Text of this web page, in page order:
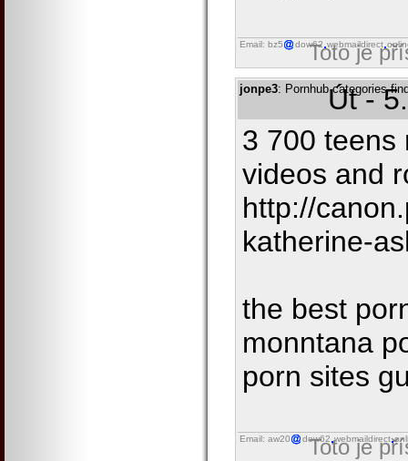
Email: bz5 dow62 webmaildirect
Toto je
jonpe3: Pornhub categories
Út -
3 700 teens
videos and
http://
katherine-
the best
monntana
porn sites
Email: aw20 dow62 webmaildirect
Toto je